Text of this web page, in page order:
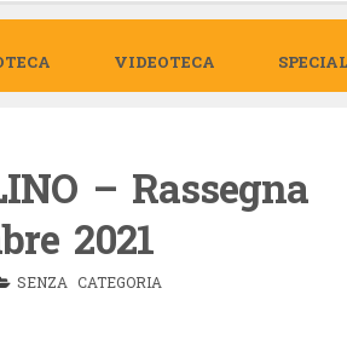
VIDEOTECA
– Rassegna
2021
SENZA CATEGORIA